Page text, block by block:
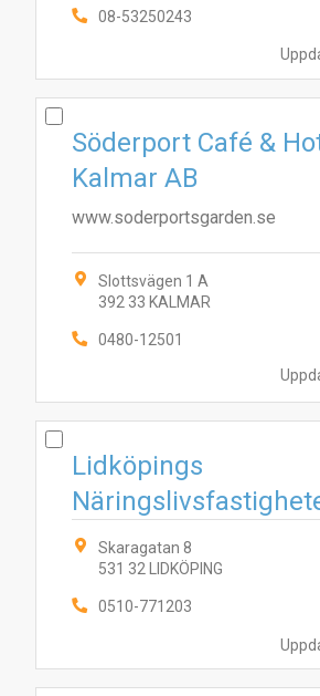
08-53250243
Söderport Café &
Kalmar AB
www.soderportsgarden.se
Slottsvägen 1 A
392 33 KALMAR
0480-12501
Lidköpings
Skaragatan 8
531 32 LIDKÖPING
0510-771203